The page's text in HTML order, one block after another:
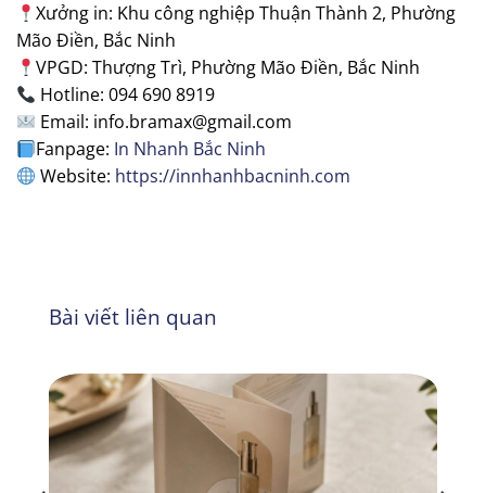
Xưởng in: Khu công nghiệp Thuận Thành 2, Phường
Mão Điền, Bắc Ninh
VPGD: Thượng Trì, Phường Mão Điền, Bắc Ninh
Hotline: 094 690 8919
Email: info.bramax@gmail.com
Fanpage: In Nhanh Bắc Ninh
Website: https://innhanhbacninh.com
Bài viết liên quan